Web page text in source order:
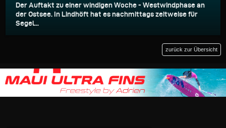
Der Auftakt zu einer windigen Woche - Westwindphase an
der Ostsee. In Lindhöft hat es nachmittags zeitweise für
Segel...
zurück zur Übersicht